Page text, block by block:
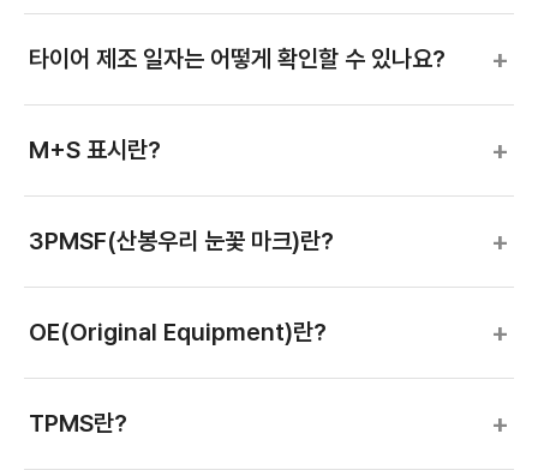
타이어 제조 일자는 어떻게 확인할 수 있나요? +
M+S 표시란? +
3PMSF(산봉우리 눈꽃 마크)란? +
OE(Original Equipment)란? +
TPMS란? +